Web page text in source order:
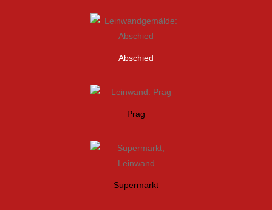
Abschied
Prag
Supermarkt